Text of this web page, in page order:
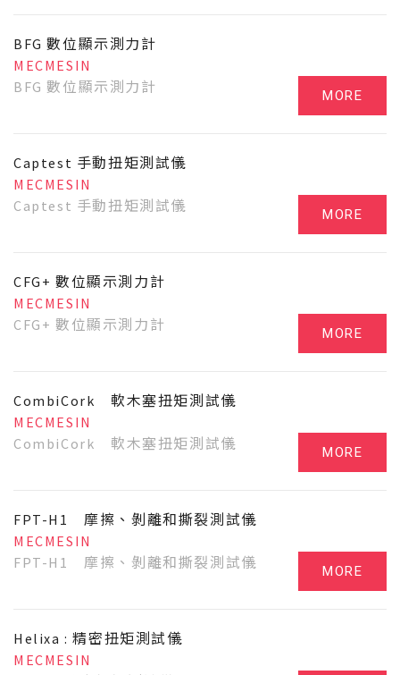
BFG 數位顯示測力計
MECMESIN
BFG 數位顯示測力計
MORE
Captest 手動扭矩測試儀
MECMESIN
Captest 手動扭矩測試儀
MORE
CFG+ 數位顯示測力計
MECMESIN
CFG+ 數位顯示測力計
MORE
CombiCork 軟木塞扭矩測試儀
MECMESIN
CombiCork 軟木塞扭矩測試儀
MORE
FPT-H1 摩擦、剝離和撕裂測試儀
MECMESIN
FPT-H1 摩擦、剝離和撕裂測試儀
MORE
Helixa : 精密扭矩測試儀
MECMESIN